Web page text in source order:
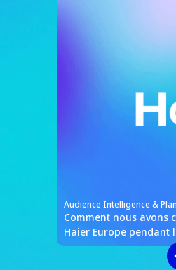
Audience Intelligence &
Comment nous avons
Haier Europe pendant
grâce à une stratégie